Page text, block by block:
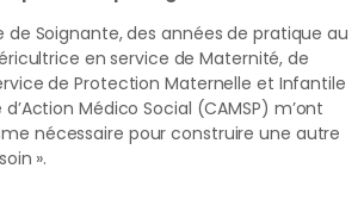
de Soignante, des années de pratique au
en service de Maternité, de
de Protection Maternelle et Infantile
Médico Social (CAMSP) m’ont
nécessaire pour construire une autre
».